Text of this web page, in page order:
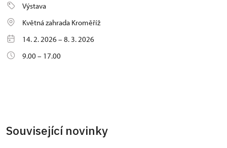
Výstava
Květná zahrada Kroměříž
14. 2. 2026 – 8. 3. 2026
9.00 – 17.00
Související novinky